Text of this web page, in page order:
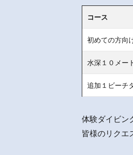
コース
初めての方向
水深１０メー
追加１ビーチ
体験ダイビン
皆様のリクエ